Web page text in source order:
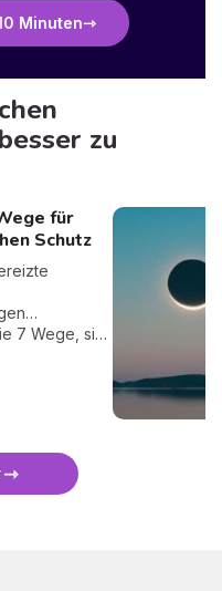
Minuten
zu
für
Schutz
7 Wege, sich
schützen